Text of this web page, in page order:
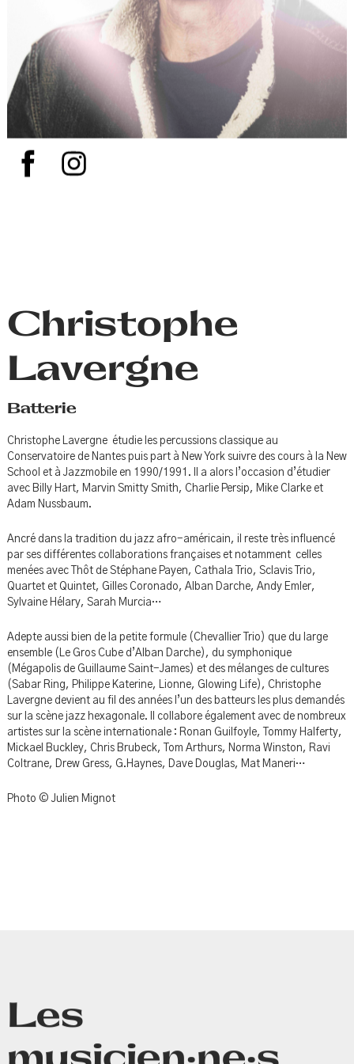
Christophe
Lavergne
Batterie
Christophe Lavergne étudie les percussions classique au
Conservatoire de Nantes puis part à New York suivre des cours à la New
School et à Jazzmobile en 1990/1991. Il a alors l’occasion d’étudier
avec Billy Hart, Marvin Smitty Smith, Charlie Persip, Mike Clarke et
Adam Nussbaum.
Ancré dans la tradition du jazz afro-américain, il reste très influencé
par ses différentes collaborations françaises et notamment celles
menées avec Thôt de Stéphane Payen, Cathala Trio, Sclavis Trio,
Quartet et Quintet, Gilles Coronado, Alban Darche, Andy Emler,
Sylvaine Hélary, Sarah Murcia…
Adepte aussi bien de la petite formule (Chevallier Trio) que du large
ensemble (Le Gros Cube d’Alban Darche), du symphonique
(Mégapolis de Guillaume Saint-James) et des mélanges de cultures
(Sabar Ring, Philippe Katerine, Lionne, Glowing Life), Christophe
Lavergne devient au fil des années l’un des batteurs les plus demandés
sur la scène jazz hexagonale. Il collabore également avec de nombreux
artistes sur la scène internationale : Ronan Guilfoyle, Tommy Halferty,
Mickael Buckley, Chris Brubeck, Tom Arthurs, Norma Winston, Ravi
Coltrane, Drew Gress, G.Haynes, Dave Douglas, Mat Maneri…
Photo © Julien Mignot
Les